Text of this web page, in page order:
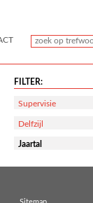
FILTER:
Supervisie
Delfzijl
Jaartal